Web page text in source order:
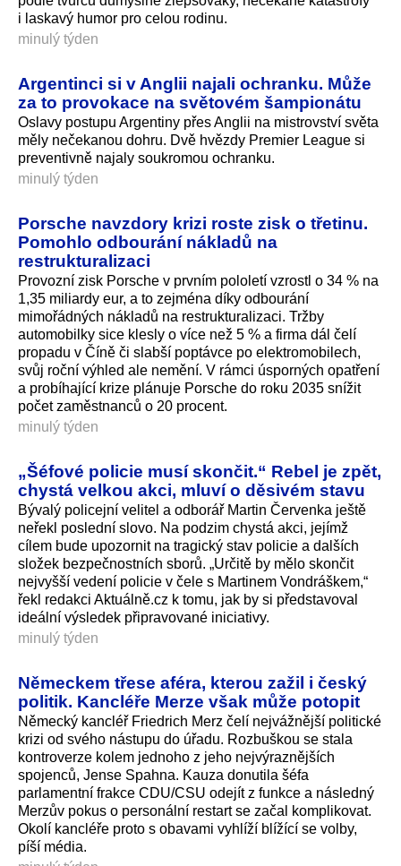
i laskavý humor pro celou rodinu.
minulý týden
Argentinci si v Anglii najali ochranku. Může
za to provokace na světovém šampionátu
Oslavy postupu Argentiny přes Anglii na mistrovství světa
měly nečekanou dohru. Dvě hvězdy Premier League si
preventivně najaly soukromou ochranku.
minulý týden
Porsche navzdory krizi roste zisk o třetinu.
Pomohlo odbourání nákladů na
restrukturalizaci
Provozní zisk Porsche v prvním pololetí vzrostl o 34 % na
1,35 miliardy eur, a to zejména díky odbourání
mimořádných nákladů na restrukturalizaci. Tržby
automobilky sice klesly o více než 5 % a firma dál čelí
propadu v Číně či slabší poptávce po elektromobilech,
svůj roční výhled ale nemění. V rámci úsporných opatření
a probíhající krize plánuje Porsche do roku 2035 snížit
počet zaměstnanců o 20 procent.
minulý týden
„Šéfové policie musí skončit.“ Rebel je zpět,
chystá velkou akci, mluví o děsivém stavu
Bývalý policejní velitel a odborář Martin Červenka ještě
neřekl poslední slovo. Na podzim chystá akci, jejímž
cílem bude upozornit na tragický stav policie a dalších
složek bezpečnostních sborů. „Určitě by mělo skončit
nejvyšší vedení policie v čele s Martinem Vondráškem,“
řekl redakci Aktuálně.cz k tomu, jak by si představoval
ideální výsledek připravované iniciativy.
minulý týden
Německem třese aféra, kterou zažil i český
politik. Kancléře Merze však může potopit
Německý kancléř Friedrich Merz čelí nejvážnější politické
krizi od svého nástupu do úřadu. Rozbuškou se stala
kontroverze kolem jednoho z jeho nejvýraznějších
spojenců, Jense Spahna. Kauza donutila šéfa
parlamentní frakce CDU/CSU odejít z funkce a následný
Merzův pokus o personální restart se začal komplikovat.
Okolí kancléře proto s obavami vyhlíží blížící se volby,
píší média.